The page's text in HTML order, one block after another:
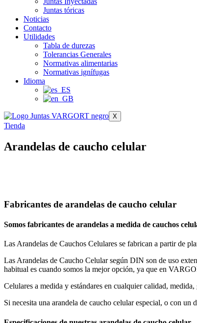
Juntas tóricas
Noticias
Contacto
Utilidades
Tabla de durezas
Tolerancias Generales
Normativas alimentarias
Normativas ignífugas
Idioma
X
Tienda
Arandelas de caucho celular
Fabricantes de arandelas de caucho celular
Somos fabricantes de arandelas a medida de cauchos
Las Arandelas de Cauchos Celulares se fabrican a partir de
Las Arandelas de Caucho Celular según DIN son de uso
habitual es cuando somos la mejor opción, ya que en
Celulares a medida y estándares en cualquier calidad,
Si necesita una arandela de caucho celular especial, o con un